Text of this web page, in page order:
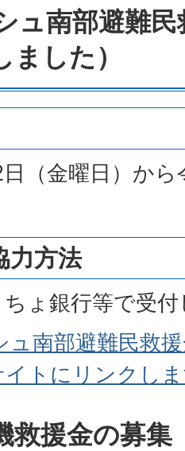
ュ南部避難
ました）
（金曜日）か
力方法
ょ銀行等で受
南部避難民救
トにリンクし
救援金の募集